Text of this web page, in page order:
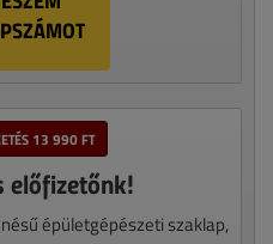
13 990 FT
előfizetőnk!
épületgépészeti szaklap,